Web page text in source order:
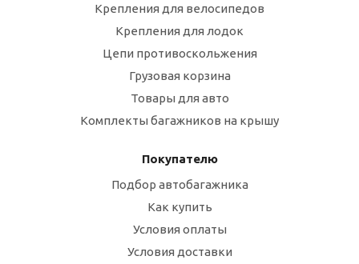
Крепления для велосипедов
Крепления для лодок
Цепи противоскольжения
Грузовая корзина
Товары для авто
Комплекты багажников на крышу
Покупателю
Подбор автобагажника
Как купить
Условия оплаты
Условия доставки